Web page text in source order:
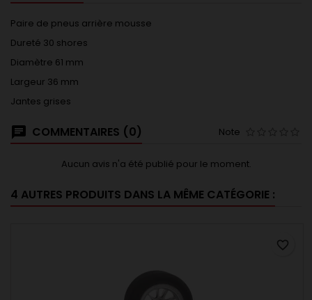
Paire de pneus arrière mousse
Dureté 30 shores
Diamètre 61 mm
Largeur 36 mm
Jantes grises
COMMENTAIRES (0) Note
Aucun avis n'a été publié pour le moment.
4 AUTRES PRODUITS DANS LA MÊME CATÉGORIE :
favorite_border